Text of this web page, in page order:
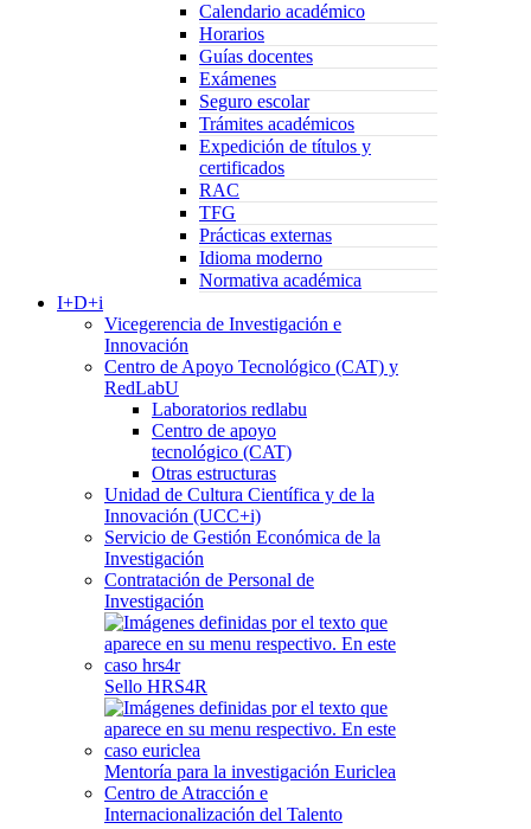
Calendario académico
Horarios
Guías docentes
Exámenes
Seguro escolar
Trámites académicos
Expedición de títulos y
certificados
RAC
TFG
Prácticas externas
Idioma moderno
Normativa académica
I+D+i
Vicegerencia de Investigación e
Innovación
Centro de Apoyo Tecnológico (CAT) y
RedLabU
Laboratorios redlabu
Centro de apoyo
tecnológico (CAT)
Otras estructuras
Unidad de Cultura Científica y de la
Innovación (UCC+i)
Servicio de Gestión Económica de la
Investigación
Contratación de Personal de
Investigación
Sello HRS4R
Mentoría para la investigación Euriclea
Centro de Atracción e
Internacionalización del Talento